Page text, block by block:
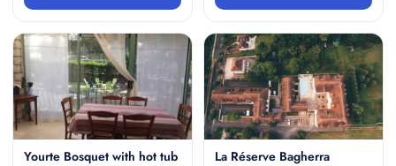
Yourte Bosquet with hot tub La Réserve Bagherra